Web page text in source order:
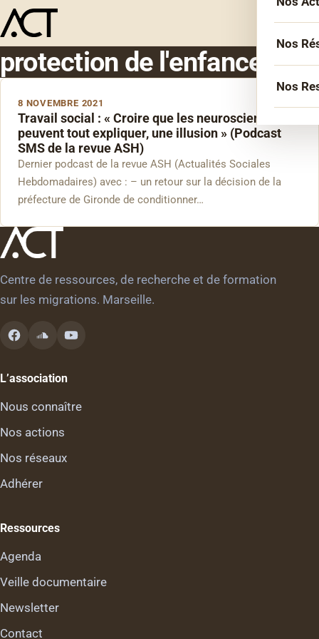
Nos
Nos
protection de l'enfance
8 NOVEMBRE 2021
Travail social : « Croire que les neurosciences
peuvent tout expliquer, une illusion » (Podcast
SMS de la revue ASH)
Dernier podcast de la revue ASH (Actualités Sociales
Hebdomadaires) avec : – un retour sur la décision de la
préfecture de Gironde de conditionner…
Centre de ressources, de recherche et de formation
sur les migrations. Marseille.
L’association
Nous connaître
Nos actions
Nos réseaux
Adhérer
Ressources
Agenda
Veille documentaire
Newsletter
Contact